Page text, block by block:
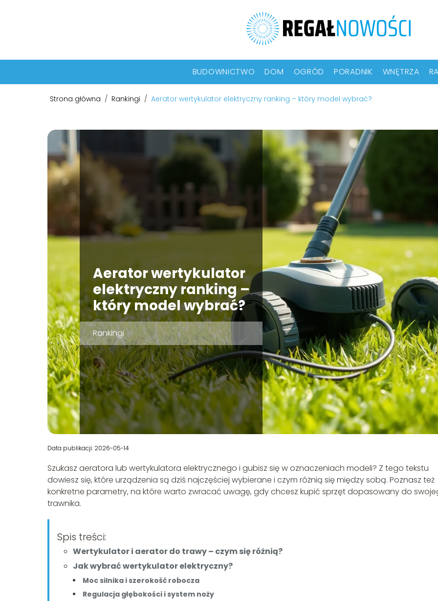
BUDOWNICTWO DOM OGRÓD PORADNIK WNĘTRZA
Strona główna / Rankingi / Aerator wertykulator elektryczny ranking – który model wybrać?
Aerator wertykulator
elektryczny ranking –
który model wybrać?
Rankingi
Data publikacji: 2026-05-14
Szukasz aeratora lub wertykulatora elektrycznego i gubisz się w oznaczeniach modeli? Z tego tekstu
dowiesz się, które urządzenia są dziś najczęściej wybierane i czym różnią się między sobą. Poznasz też
konkretne parametry, na które warto zwracać uwagę, gdy chcesz kupić sprzęt dopasowany do
trawnika.
Spis treści:
Wertykulator i aerator do trawy – czym się różnią?
Jak wybrać wertykulator elektryczny?
Moc silnika i szerokość robocza
Regulacja głębokości i system noży